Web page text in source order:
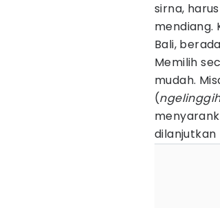
sirna,
mendiang.
Bali,
Memilih
mudah.
(